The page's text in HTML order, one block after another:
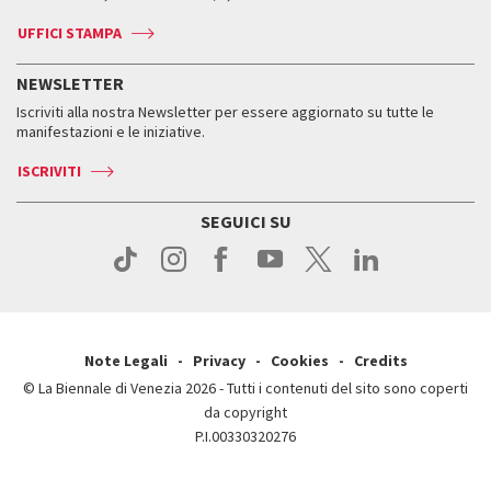
Press
Accrediti
Come raggiungerci
Accrediti
Come raggiungerci
Contatti
Press
Press
Edizioni passate
Orari e sedi
Biglietti
Servizi al pubblico
Come raggiungerci
Contatti
ASAC DATI
Storia
Orari e sedi
UFFICI STAMPA
NEWSLETTER
Iscriviti alla nostra Newsletter per essere aggiornato su tutte le
manifestazioni e le iniziative.
ISCRIVITI
SEGUICI SU
Note Legali Privacy Cookies
Credits
© La Biennale di Venezia 2026 - Tutti i contenuti del sito sono coperti
da copyright
P.I.00330320276